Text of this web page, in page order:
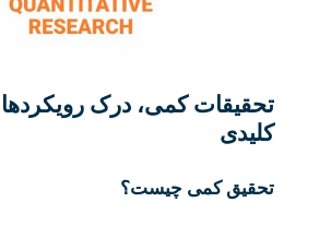
تحقیقات کمی، درک
کلیدی
تحقیق کمی چیست؟